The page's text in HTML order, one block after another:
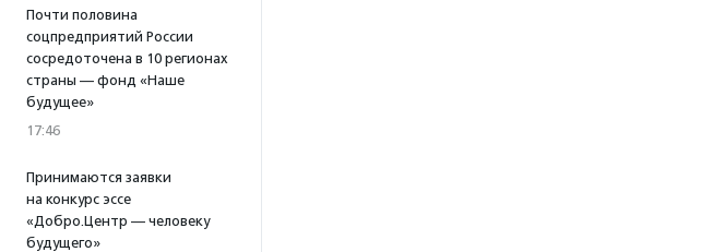
Почти половина
соцпредприятий России
сосредоточена в 10 регионах
страны — фонд «Наше
будущее»
17:46
Принимаются заявки
на конкурс эссе
«Добро.Центр — человеку
будущего»